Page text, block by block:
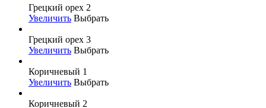
Грецкий орех 2
Увеличить Выбрать
Грецкий орех 3
Увеличить Выбрать
Коричневый 1
Увеличить Выбрать
Коричневый 2